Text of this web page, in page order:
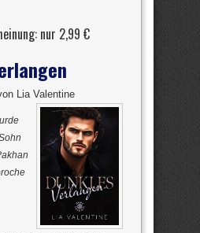
nur 2,99 €
Lia Valentine